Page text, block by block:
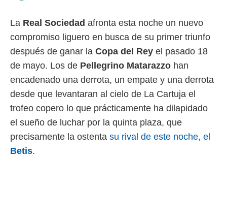
más
nuestra
de
La Real Sociedad afronta esta noche un nuevo
compromiso liguero en busca de su primer triunfo
después de ganar la Copa del Rey el pasado 18
de mayo. Los de Pellegrino Matarazzo han
encadenado una derrota, un empate y una derrota
desde que levantaran al cielo de La Cartuja el
trofeo copero lo que prácticamente ha dilapidado
el sueño de luchar por la quinta plaza, que
precisamente la ostenta su rival de este noche, el
Betis.